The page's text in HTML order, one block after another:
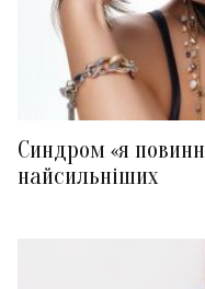
Синдром «я
найсильніших